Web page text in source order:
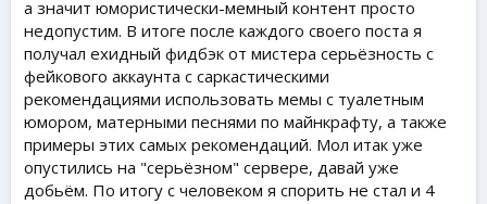
а значит юмористически-мемный контент просто
недопустим. В итоге после каждого своего поста я
получал ехидный фидбэк от мистера серьёзность с
фейкового аккаунта с саркастическими
рекомендациями использовать мемы с туалетным
юмором, матерными песнями по майнкрафту, а также
примеры этих самых рекомендаций. Мол итак уже
опустились на "серьёзном" сервере, давай уже
добьём. По итогу с человеком я спорить не стал и 4